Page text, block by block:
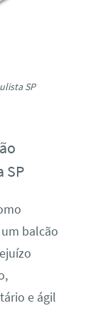
SP
SP
balcão
e ágil